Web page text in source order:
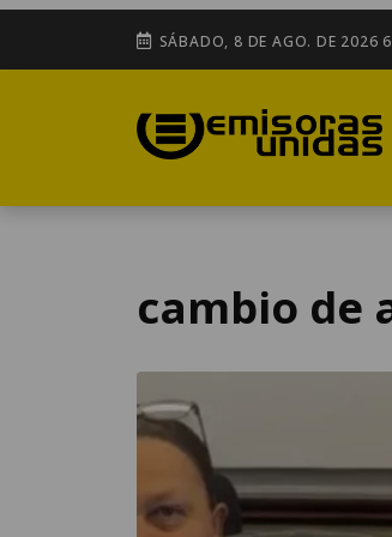
SÁBADO, 8 DE AGO. DE 2026
cambio de